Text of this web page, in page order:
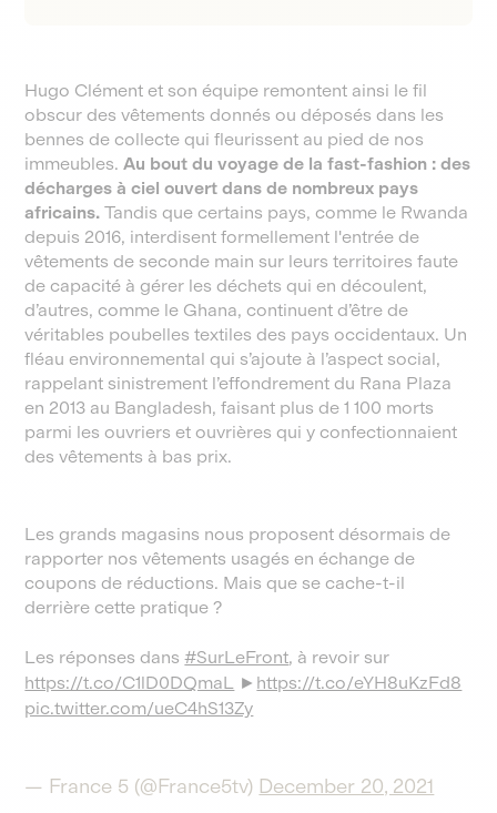
Hugo Clément et son équipe remontent ainsi le fil
obscur des vêtements donnés ou déposés dans les
bennes de collecte qui fleurissent au pied de nos
immeubles.Au bout du voyage de la fast-fashion : des
décharges à ciel ouvert dans de nombreux pays
africains. Tandis que certains pays, comme le Rwanda
depuis 2016, interdisent formellement l'entrée de
vêtements de seconde main sur leurs territoires faute
de capacité à gérer les déchets qui en découlent,
d’autres, comme le Ghana, continuent d’être de
véritables poubelles textiles des pays occidentaux. Un
fléau environnemental qui s’ajoute à l’aspect social,
rappelant sinistrement l’effondrement du Rana Plaza
en 2013 au Bangladesh, faisant plus de 1 100 morts
parmi les ouvriers et ouvrières qui y confectionnaient
des vêtements à bas prix.
Les grands magasins nous proposent désormais de
rapporter nos vêtements usagés en échange de
coupons de réductions. Mais que se cache-t-il
derrière cette pratique ?
Les réponses dans#SurLeFront, à revoir sur
https://t.co/C1lD0DQmaL ► https://t.co/eYH8uKzFd8
pic.twitter.com/ueC4hS13Zy
— France 5 (@France5tv) December 20, 2021